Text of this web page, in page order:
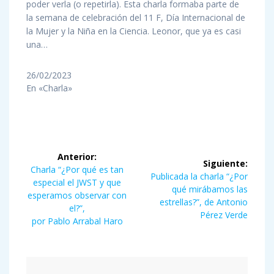
poder verla (o repetirla). Esta charla formaba parte de
la semana de celebración del 11 F, Día Internacional de
la Mujer y la Niña en la Ciencia. Leonor, que ya es casi
una…
26/02/2023
En «Charla»
Navegación
de
entradas
Anterior:
Entrada
anterior:
Charla “¿Por qué es tan
especial el JWST y que
esperamos observar con
el?”,
por Pablo Arrabal Haro
Siguiente:
Siguiente
entrada:
Publicada la charla “¿Por
qué mirábamos las
estrellas?”, de Antonio
Pérez Verde